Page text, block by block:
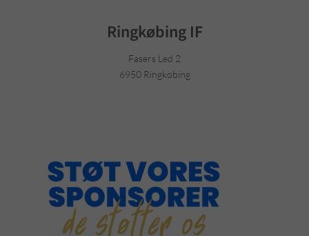
Ringkøbing IF
Fasers Led 2
6950 Ringkøbing